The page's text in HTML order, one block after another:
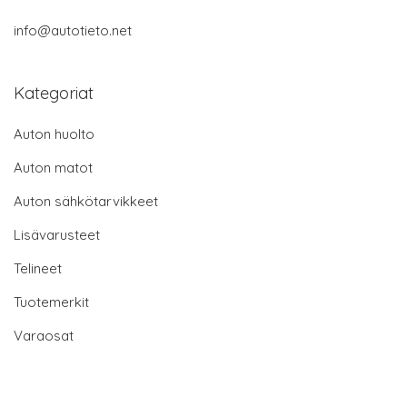
info@autotieto.net
Kategoriat
Auton huolto
Auton matot
Auton sähkötarvikkeet
Lisävarusteet
Telineet
Tuotemerkit
Varaosat